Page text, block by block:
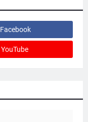
Facebook
YouTube